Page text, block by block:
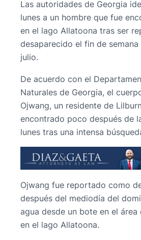
Las autoridades de Georgia
lunes a un hombre que fue
en el lago Allatoona tras ser
desaparecido el fin de
julio.
De acuerdo con el
Naturales de Georgia, el
Ojwang, un residente de
encontrado poco después de
lunes tras una intensa
Ojwang fue reportado como
después del mediodía del
agua desde un bote en el área
en el lago Allatoona.